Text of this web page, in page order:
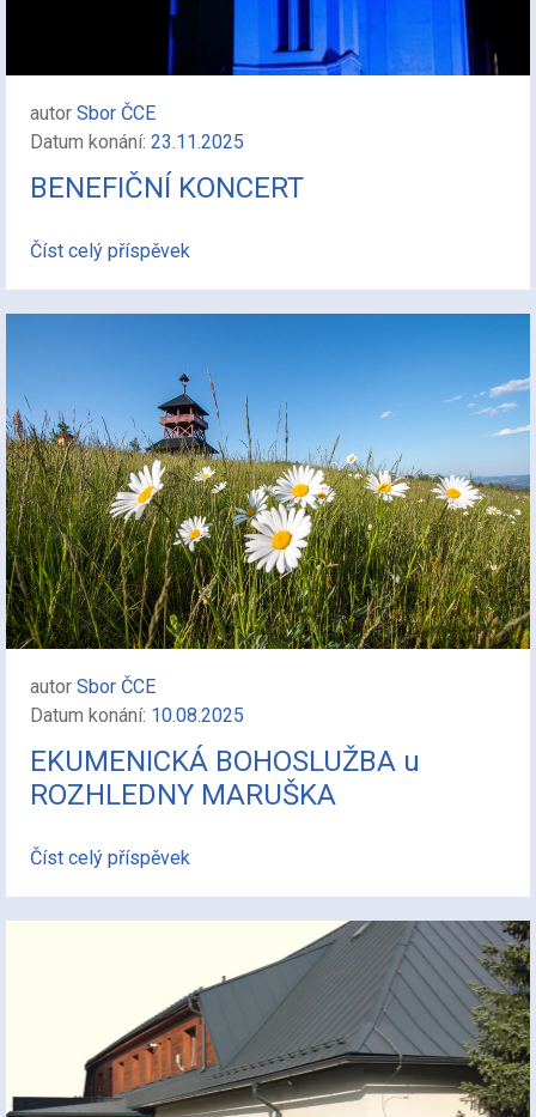
autor Sbor ČCE
Datum konání: 23.11.2025
BENEFIČNÍ KONCERT
Číst celý příspěvek
autor Sbor ČCE
Datum konání: 10.08.2025
EKUMENICKÁ BOHOSLUŽBA u
ROZHLEDNY MARUŠKA
Číst celý příspěvek